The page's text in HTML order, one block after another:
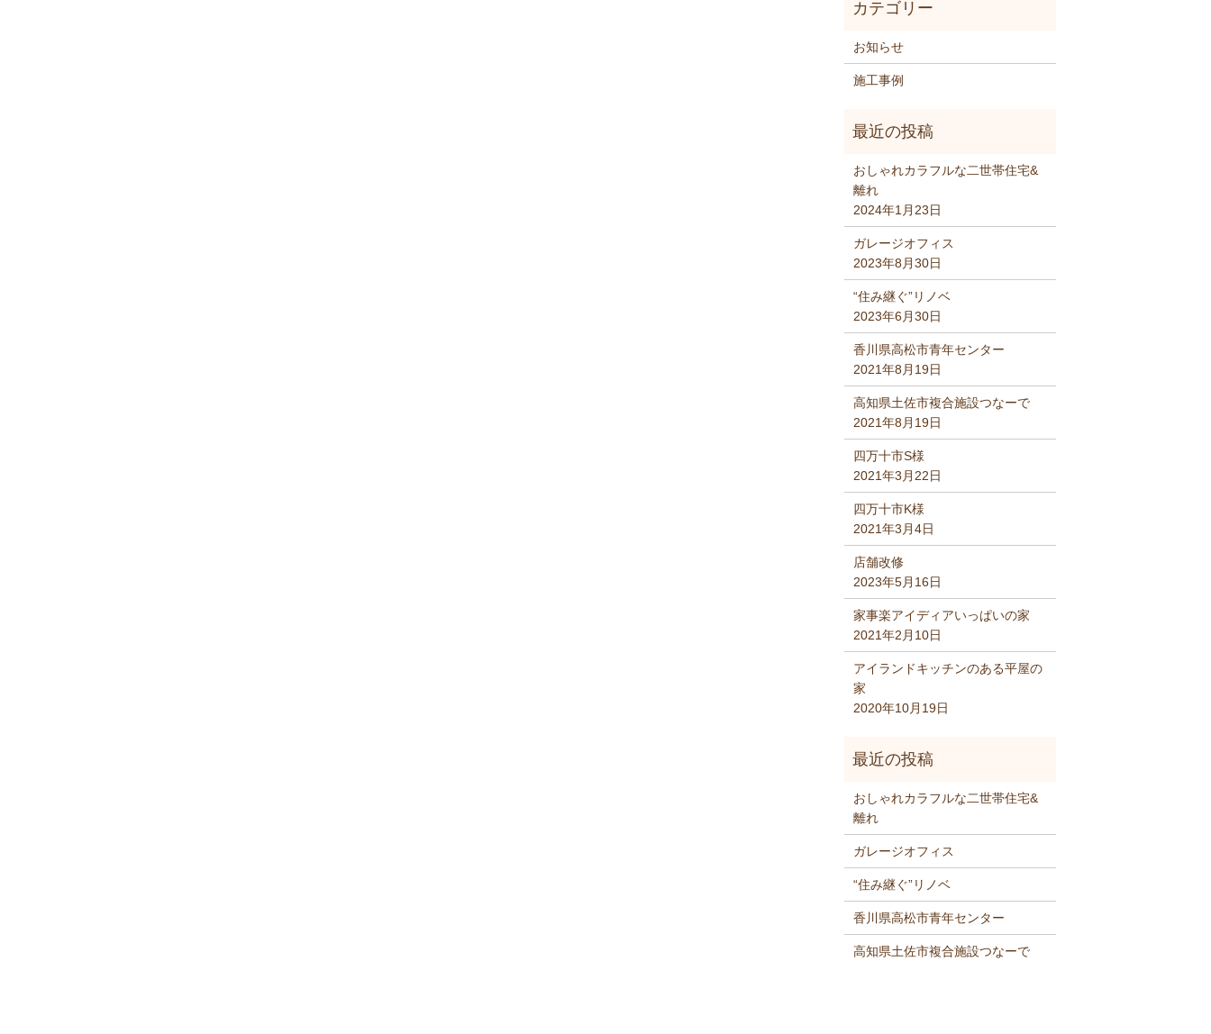
お知らせ
施工事例
おしゃれカラフルな二世帯住宅&
離れ
2024年1月23日
ガレージオフィス
2023年8月30日
“住み継ぐ”リノベ
2023年6月30日
香川県高松市青年センター
2021年8月19日
高知県土佐市複合施設つなーで
2021年8月19日
四万十市S様
2021年3月22日
四万十市K様
2021年3月4日
店舗改修
2023年5月16日
家事楽アイディアいっぱいの家
2021年2月10日
アイランドキッチンのある平屋の
家
2020年10月19日
おしゃれカラフルな二世帯住宅&
離れ
ガレージオフィス
“住み継ぐ”リノベ
香川県高松市青年センター
高知県土佐市複合施設つなーで